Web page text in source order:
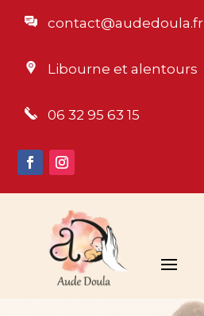
contact@audedoula.fr
Libourne et alentours
06 32 95 63 15